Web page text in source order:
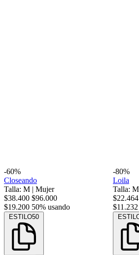
-60%
Closeando
Talla: M | Mujer
$38.400 $96.000
$19.200 50% usando
ESTILO50
-80%
Loila
Talla: M
$22.464
$11.232